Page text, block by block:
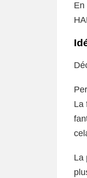
En
La
La